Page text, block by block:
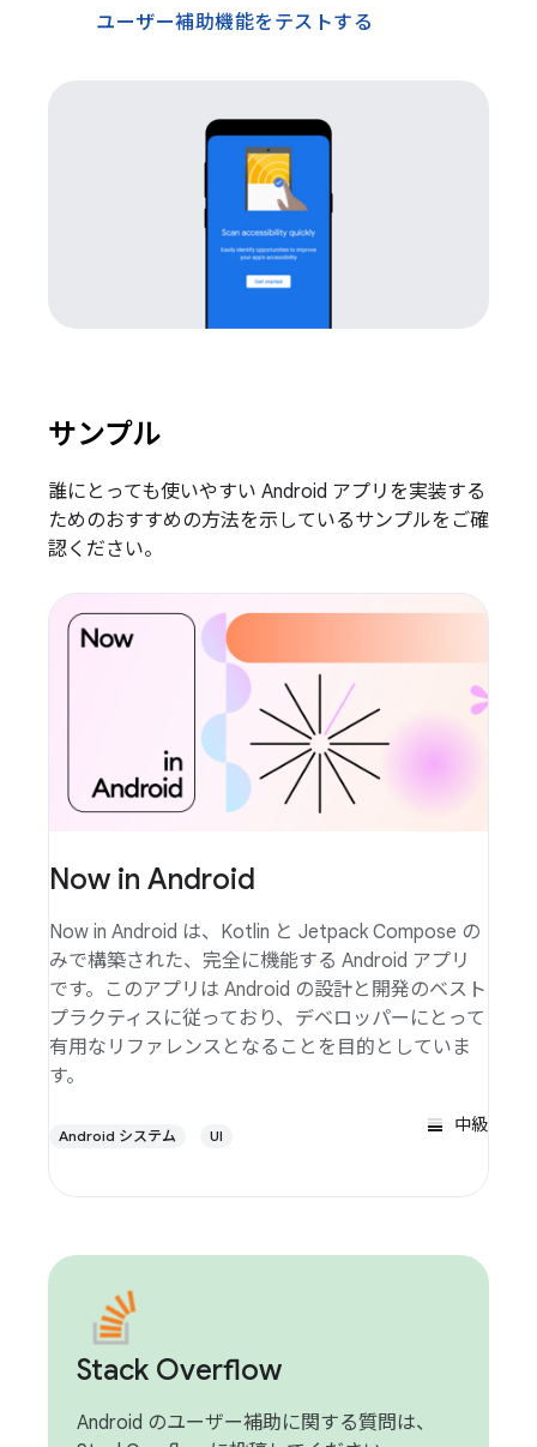
ユーザー補助機能をテストする
サンプル
誰にとっても使いやすい Android アプリを実装する
ためのおすすめの方法を示しているサンプルをご確
認ください。
Now in Android
Now in Android は、Kotlin と Jetpack Compose の
みで構築された、完全に機能する Android アプリ
です。このアプリは Android の設計と開発のベスト
プラクティスに従っており、デベロッパーにとって
有用なリファレンスとなることを目的としていま
す。
Android システム UI
中級
Stack Overflow
Android のユーザー補助に関する質問は、